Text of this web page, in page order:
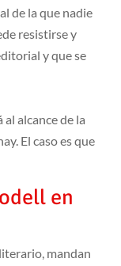
de la que nadie
resistirse y
y que se
alcance de la
El caso es que
en
mandan